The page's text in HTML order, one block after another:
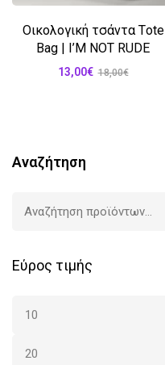
Οικολογική τσάντα Τote
Bag | I’M NOT RUDE
13,00€ 18,00€
Αναζήτηση
Εύρος τιμής